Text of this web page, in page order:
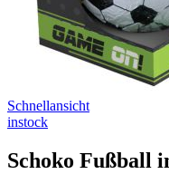
Schnellansicht
instock
Schoko Fußball